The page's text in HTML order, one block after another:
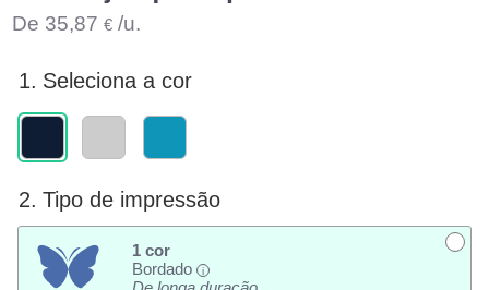
De 35,87 € /u.
1. Seleciona a cor
2. Tipo de impressão
1 cor
Bordado
i